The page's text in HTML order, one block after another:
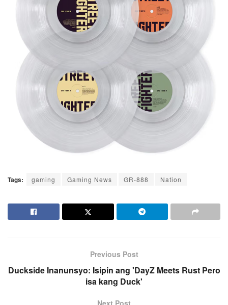
Tags: gaming Gaming News GR-888 Nation
Previous Post
Duckside Inanunsyo: Isipin ang 'DayZ Meets Rust Pero
isa kang Duck'